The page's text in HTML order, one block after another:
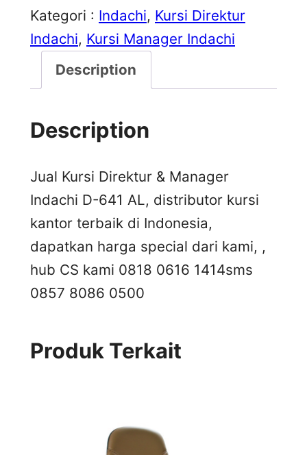
Kategori : Indachi, Kursi Direktur
Indachi, Kursi Manager Indachi
Description
Description
Jual Kursi Direktur & Manager
Indachi D-641 AL, distributor kursi
kantor terbaik di Indonesia,
dapatkan harga special dari kami, ,
hub CS kami 0818 0616 1414sms
0857 8086 0500
Produk Terkait